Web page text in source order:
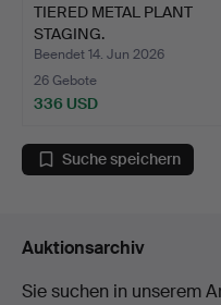
TIERED METAL PLANT
STAGING.
Beendet 14. Jun 2026
26 Gebote
336 USD
Suche speichern
Auktionsarchiv
Sie suchen in unserem